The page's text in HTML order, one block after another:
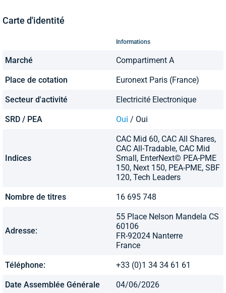
Carte d'identité
Informations
Marché Compartiment A
Place de cotation Euronext Paris (France)
Secteur d'activité Electricité Electronique
SRD / PEA Oui / Oui
Indices
CAC Mid 60, CAC All Shares,
CAC All-Tradable, CAC Mid
Small, EnterNext© PEA-PME
150, Next 150, PEA-PME, SBF
120, Tech Leaders
Nombre de titres 16 695 748
Adresse:
55 Place Nelson Mandela CS
60106
FR-92024 Nanterre
France
Téléphone: +33 (0)1 34 34 61 61
Date Assemblée Générale 04/06/2026